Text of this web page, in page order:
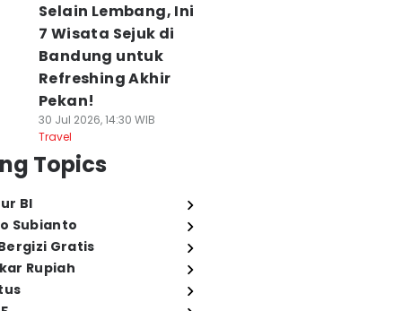
Selain Lembang, Ini
7 Wisata Sejuk di
Bandung untuk
Refreshing Akhir
Pekan!
30 Jul 2026, 14:30 WIB
Travel
Topics
BI
Subianto
Gratis
Rupiah